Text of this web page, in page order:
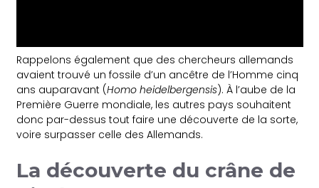
Rappelons également que des chercheurs allemands
avaient trouvé un fossile d’un ancêtre de l’Homme cinq
ans auparavant (Homo heidelbergensis). À l’aube de la
Première Guerre mondiale, les autres pays souhaitent
donc par-dessus tout faire une découverte de la sorte,
voire surpasser celle des Allemands.
La découverte du crâne de